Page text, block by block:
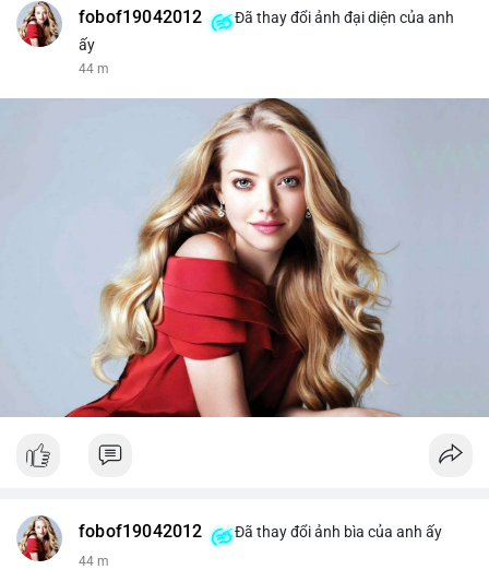
fobof19042012
Đã thay đổi ảnh đại diện của anh
ấy
44 m
fobof19042012 Đã thay đổi ảnh bìa của anh ấy
44 m